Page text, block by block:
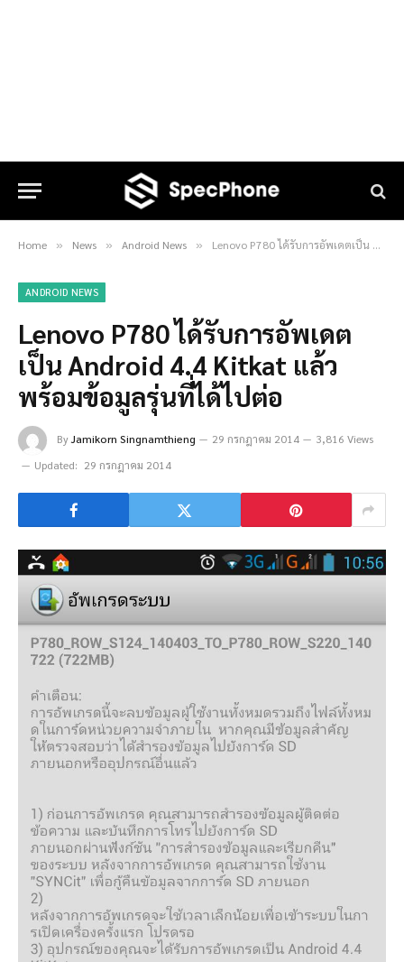
Home » News » Android News » Lenovo P780 ได้รับการอัพเดตเป็น Android 4.4 Kitkat แล้ว พร้อมข้อมูลรุ่นที่ได้ไปต่อ
ANDROID NEWS
Lenovo P780 ได้รับการอัพเดต
เป็น Android 4.4 Kitkat แล้ว
พร้อมข้อมูลรุ่นที่ได้ไปต่อ
ByJamikorn Singnamthieng 29 กรกฎาคม 2014
3,816 Views
Updated: 29 กรกฎาคม 2014